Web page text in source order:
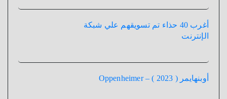
أغرب 40 حذاء تم تسويقهم علي شبكة
الإنترنت
أوبنهايمر ( 2023 ) – Oppenheimer